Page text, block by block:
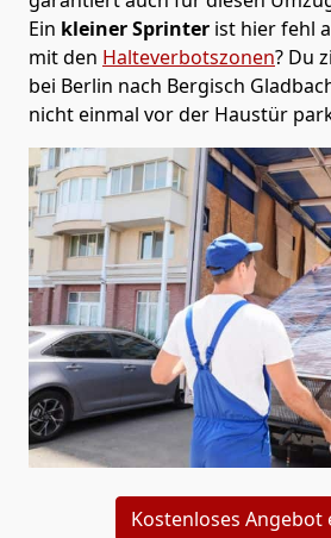
Ein kleiner Sprinter ist hier fehl
mit den Halteverbotszonen? Du
bei Berlin nach Bergisch
nicht einmal vor der Haustür
Kostenloses Angebot